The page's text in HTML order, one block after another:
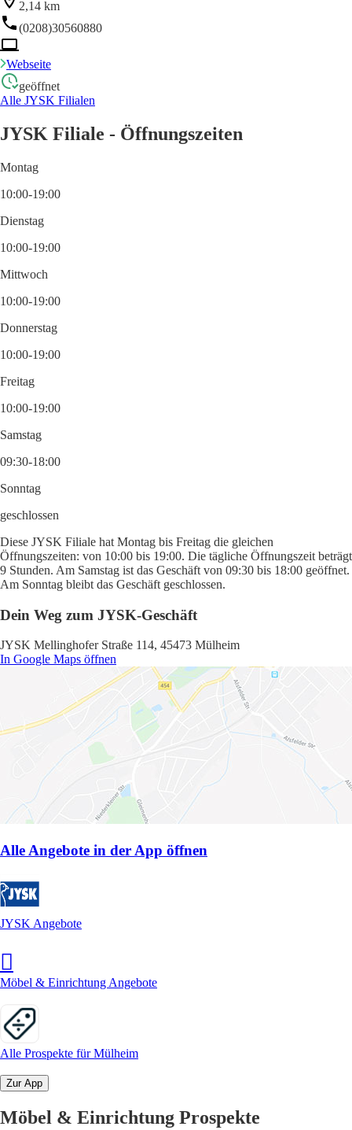
2,14 km
(0208)30560880
Webseite
geöffnet
Alle JYSK Filialen
JYSK Filiale - Öffnungszeiten
Montag
10:00-19:00
Dienstag
10:00-19:00
Mittwoch
10:00-19:00
Donnerstag
10:00-19:00
Freitag
10:00-19:00
Samstag
09:30-18:00
Sonntag
geschlossen
Diese JYSK Filiale hat Montag bis Freitag die gleichen
Öffnungszeiten: von 10:00 bis 19:00. Die tägliche Öffnungszeit beträgt
9 Stunden. Am Samstag ist das Geschäft von 09:30 bis 18:00 geöffnet.
Am Sonntag bleibt das Geschäft geschlossen.
Dein Weg zum JYSK-Geschäft
JYSK Mellinghofer Straße 114, 45473 Mülheim
In Google Maps öffnen
Alle Angebote in der App öffnen
JYSK Angebote
Möbel & Einrichtung Angebote
Alle Prospekte für Mülheim
Zur App
Möbel & Einrichtung Prospekte